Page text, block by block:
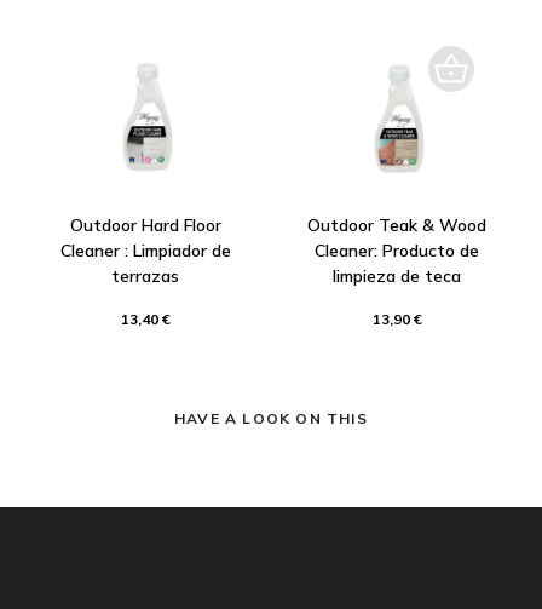
Outdoor Hard Floor
Cleaner : Limpiador de
terrazas
13,40 €
Outdoor Teak & Wood
Cleaner: Producto de
limpieza de teca
13,90 €
HAVE A LOOK ON THIS